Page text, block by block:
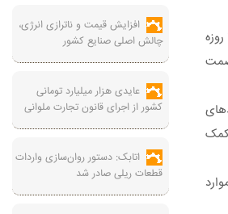
وزیر صنعت معدن و تجارت در خصوص برنامه وزارت صمت برای احیای واحدهایی که به صورت کامل تخریب شده است، گفت: واحدهایی آسیب دیده و تخریب شده در جنگ ۱۲ روزه
صمت
کمک
افزایش قیمت و ناترازی انرژی،
چالش اصلی صنایع کشور
عایدی هزار میلیارد تومانی
کشور از اجرای قانون تجارت ملوانی
اتابک: دستور روان‌سازی واردات
قطعات ریلی صادر شد